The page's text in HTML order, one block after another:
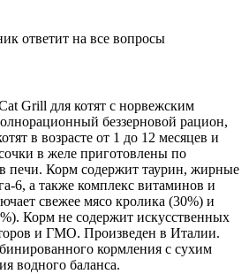
ответит на все вопросы
Grill для котят с норвежским
беззерновой рацион,
в возрасте от 1 до 12 месяцев и
в желе приготовлены по
печи. Корм содержит таурин, жирные
6, а также комплекс витаминов и
свежее мясо кролика (30%) и
Корм не содержит искусственных
и ГМО. Произведен в Италии.
кормления с сухим
водного баланса.